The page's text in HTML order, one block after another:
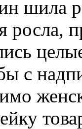
шила
росла,
с